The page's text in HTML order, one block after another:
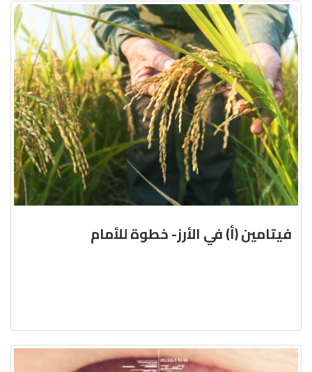
فيتامين (أ) في الأرز- خطوة للأمام